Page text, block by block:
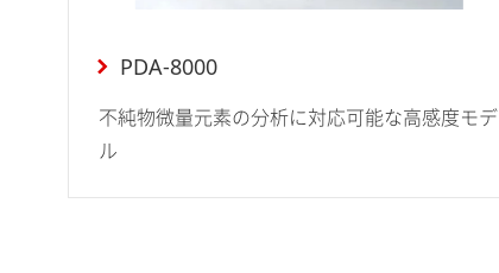
PDA-8000
不純物微量元素の分析に対応可能な高感度モデ
ル